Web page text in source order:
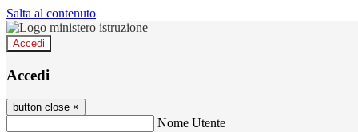
Salta al contenuto
Accedi
Accedi
button close ×
Nome Utente